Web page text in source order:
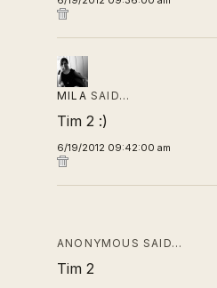
MILA SAID…
Tim 2 :)
6/19/2012 09:42:00 am
ANONYMOUS SAID…
Tim 2